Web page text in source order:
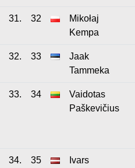
31. 32
Mikołaj
Kempa
32. 33
Jaak
Tammeka
33. 34
Vaidotas
Paškevičius
34. 35
Ivars